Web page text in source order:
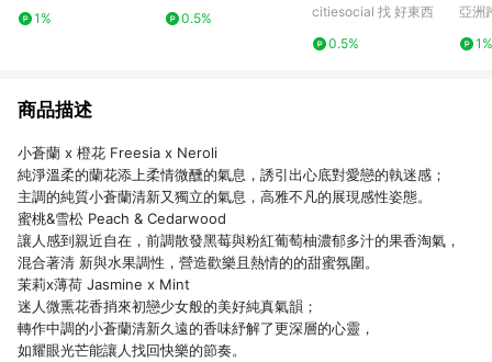
1%
0.5%
檬紅茶_單包組(共3片)
迷迭山林_單包組
citiesocial 找 好東西
0.5%
煙燻
亞洲
1%
商品描述
小蒼蘭 x 橙花 Freesia x Neroli
純淨溫柔的蘭花添上柔情微醺的氣息，誘引出⼼底對愛戀的執迷感；
主調的純質⼩蒼蘭清新⼜獨立的氣息，⾼雅不凡的展現感性姿態。
蜜桃&雪松 Peach & Cedarwood
讓⼈感到親近⾃在，前調散發⿊莓與粉紅葡萄柚濃郁多汁的果香淘氣，
混合著清 新與⽔果調性，營造歡樂且熱情的的甜蜜氛圍。
茉莉x薄荷 Jasmine x Mint
迷⼈微熏花香捎來初戀少女般的美好純真氣韻；
轉作中調的⼩蒼蘭清新久遠的香味紓解了更深層的⼼靈，
如耀眼光芒能讓⼈找回快樂的節奏。